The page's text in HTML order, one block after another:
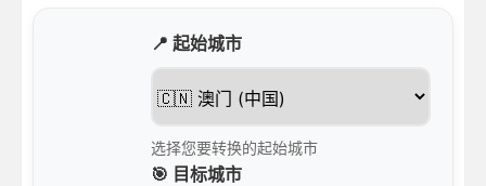
📍 起始城市
选择您要转换的起始城市
🎯 目标城市